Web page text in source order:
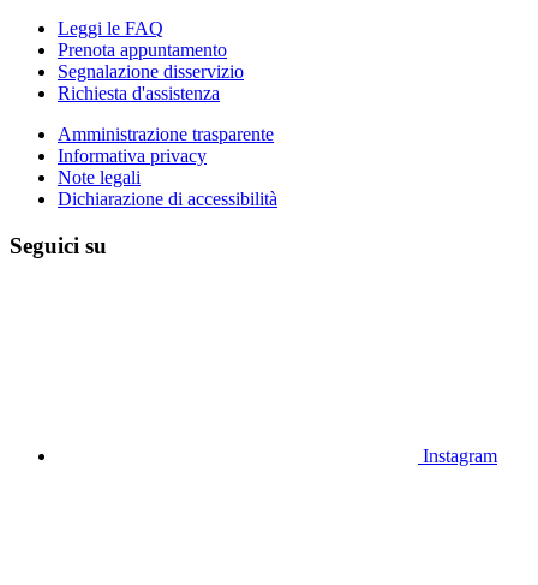
Leggi le FAQ
Prenota appuntamento
Segnalazione disservizio
Richiesta d'assistenza
Amministrazione trasparente
Informativa privacy
Note legali
Dichiarazione di accessibilità
Seguici su
Instagram